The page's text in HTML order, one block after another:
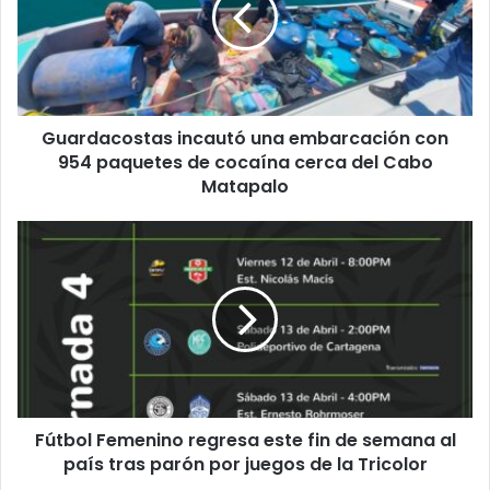
954
paquetes
de
cocaína
cercaGuardacostas incautó una embarcación con
954 paquetes de cocaína cerca del Cabo
Matapalo
regresa
país
trasFútbol Femenino regresa este fin de semana al
país tras parón por juegos de la Tricolor